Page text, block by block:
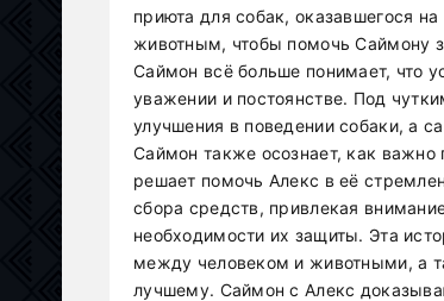
приюта для собак, оказавшегося
животным, чтобы помочь Саймону
Саймон всё больше понимает, что
уважении и постоянстве. Под
улучшения в поведении собаки, а
Саймон также осознает, как важно
решает помочь Алекс в её
сбора средств, привлекая
необходимости их защиты. Эта
между человеком и животными, а
лучшему. Саймон с Алекс